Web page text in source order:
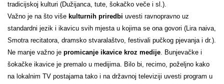
tradicijskoj kulturi (Dužijanca, tute, šokačko veče i sl.).
Važno je na što više kulturnih priredbi uvesti ravnopravno uz
standardni jezik i ikavicu svih mjesta u kojima se ona govori (Lira naiva,
Smotra recitatora, dramsko stvaralaštvo, festivali pučkog pjevanja i dr.).
Ne manje važno je promicanje ikavice kroz medije. Bunjevačke i
šokačke ikavice je premalo u medijima. Bilo bi, recimo, poželjno kako
na lokalnim TV postajama tako i na državnoj televiziji uvesti program u